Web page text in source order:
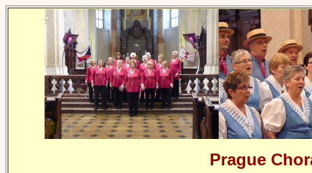
Prague